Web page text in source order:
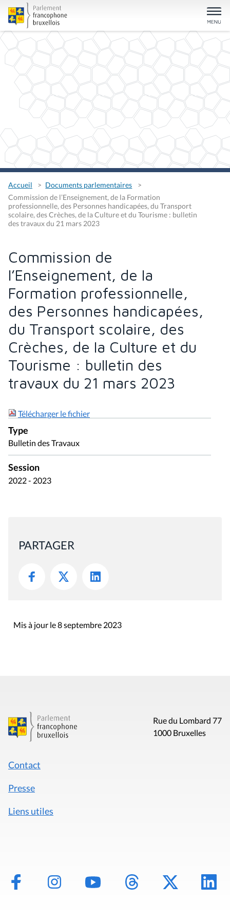
Accueil
Documents parlementaires
Commission de l’Enseignement, de la Formation
professionnelle, des Personnes handicapées, du Transport
scolaire, des Crèches, de la Culture et du Tourisme : bulletin
des travaux du 21 mars 2023
Commission de
l’Enseignement, de la
Formation professionnelle,
des Personnes handicapées,
du Transport scolaire, des
Crèches, de la Culture et du
Tourisme : bulletin des
travaux du 21 mars 2023
Télécharger le fichier
Type
Bulletin des Travaux
Session
2022 - 2023
PARTAGER
Mis à jour le 8 septembre 2023
Rue du Lombard 77
1000 Bruxelles
Contact
Presse
Liens utiles